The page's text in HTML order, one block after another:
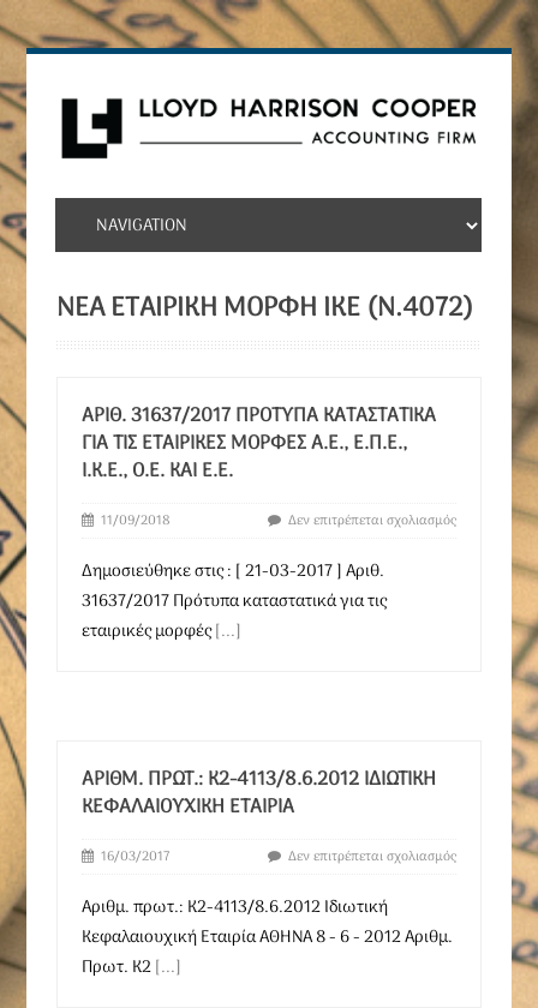
ΝΕΑ ΕΤΑΙΡΙΚΉ ΜΟΡΦΉ ΙΚΕ (Ν.4072)
ΑΡΙΘ. 31637/2017 ΠΡΌΤΥΠΑ ΚΑΤΑΣΤΑΤΙΚΆ
ΓΙΑ ΤΙΣ ΕΤΑΙΡΙΚΈΣ ΜΟΡΦΈΣ Α.Ε., Ε.Π.Ε.,
Ι.Κ.Ε., Ο.Ε. ΚΑΙ Ε.Ε.
11/09/2018 Δεν επιτρέπεται σχολιασμός
Δημοσιεύθηκε στις : [ 21-03-2017 ] Αριθ.
31637/2017 Πρότυπα καταστατικά για τις
εταιρικές μορφές[...]
ΑΡΙΘΜ. ΠΡΩΤ.: Κ2-4113/8.6.2012 ΙΔΙΩΤΙΚΉ
ΚΕΦΑΛΑΙΟΥΧΙΚΉ ΕΤΑΙΡΊΑ
16/03/2017 Δεν επιτρέπεται σχολιασμός
Αριθμ. πρωτ.: Κ2-4113/8.6.2012 Ιδιωτική
Κεφαλαιουχική Εταιρία ΑΘΗΝΑ 8 - 6 - 2012 Αριθμ.
Πρωτ. Κ2[...]